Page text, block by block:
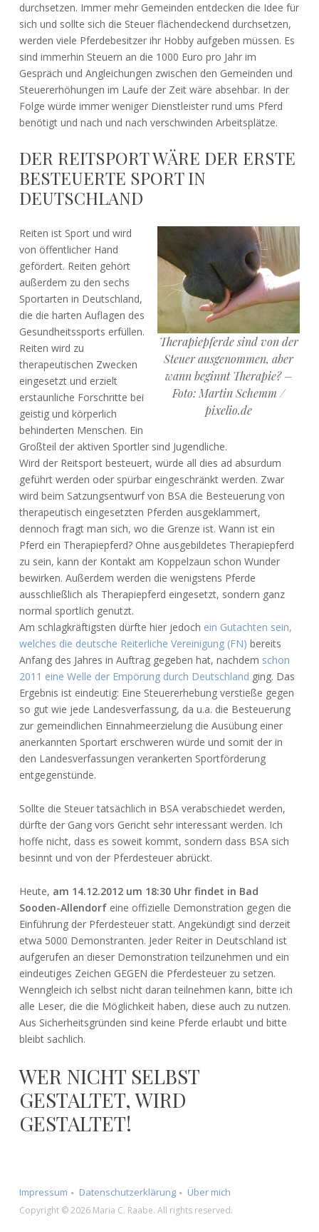
durchsetzen. Immer mehr Gemeinden entdecken die Idee für
sich und sollte sich die Steuer flächendeckend durchsetzen,
werden viele Pferdebesitzer ihr Hobby aufgeben müssen. Es
sind immerhin Steuern an die 1000 Euro pro Jahr im
Gespräch und Angleichungen zwischen den Gemeinden und
Steuererhöhungen im Laufe der Zeit wäre absehbar. In der
Folge würde immer weniger Dienstleister rund ums Pferd
benötigt und nach und nach verschwinden Arbeitsplätze.
DER REITSPORT WÄRE DER ERSTE
BESTEUERTE SPORT IN
DEUTSCHLAND
Therapiepferde sind von der
Steuer ausgenommen, aber
wann beginnt Therapie? –
Foto: Martin Schemm /
pixelio.de
Reiten ist Sport und wird
von öffentlicher Hand
gefördert. Reiten gehört
außerdem zu den sechs
Sportarten in Deutschland,
die die harten Auflagen des
Gesundheitssports erfüllen.
Reiten wird zu
therapeutischen Zwecken
eingesetzt und erzielt
erstaunliche Forschritte bei
geistig und körperlich
behinderten Menschen. Ein
Großteil der aktiven Sportler sind Jugendliche.
Wird der Reitsport besteuert, würde all dies ad absurdum
geführt werden oder spürbar eingeschränkt werden. Zwar
wird beim Satzungsentwurf von BSA die Besteuerung von
therapeutisch eingesetzten Pferden ausgeklammert,
dennoch fragt man sich, wo die Grenze ist. Wann ist ein
Pferd ein Therapiepferd? Ohne ausgebildetes Therapiepferd
zu sein, kann der Kontakt am Koppelzaun schon Wunder
bewirken. Außerdem werden die wenigstens Pferde
ausschließlich als Therapiepferd eingesetzt, sondern ganz
normal sportlich genutzt.
Am schlagkräftigsten dürfte hier jedoch ein Gutachten sein,
welches die deutsche Reiterliche Vereinigung (FN) bereits
Anfang des Jahres in Auftrag gegeben hat, nachdem schon
2011 eine Welle der Empörung durch Deutschland ging. Das
Ergebnis ist eindeutig: Eine Steuererhebung verstieße gegen
so gut wie jede Landesverfassung, da u.a. die Besteuerung
zur gemeindlichen Einnahmeerzielung die Ausübung einer
anerkannten Sportart erschweren würde und somit der in
den Landesverfassungen verankerten Sportförderung
entgegenstünde.
Sollte die Steuer tatsächlich in BSA verabschiedet werden,
dürfte der Gang vors Gericht sehr interessant werden. Ich
hoffe nicht, dass es soweit kommt, sondern dass BSA sich
besinnt und von der Pferdesteuer abrückt.
Heute, am 14.12.2012 um 18:30 Uhr findet in Bad
Sooden-Allendorfeine offizielle Demonstration gegen die
Einführung der Pferdesteuer statt. Angekündigt sind derzeit
etwa 5000 Demonstranten. Jeder Reiter in Deutschland ist
aufgerufen an dieser Demonstration teilzunehmen und ein
eindeutiges Zeichen GEGEN die Pferdesteuer zu setzen.
Wenngleich ich selbst nicht daran teilnehmen kann, bitte ich
alle Leser, die die Möglichkeit haben, diese auch zu nutzen.
Aus Sicherheitsgründen sind keine Pferde erlaubt und bitte
bleibt sachlich.
WER NICHT SELBST
GESTALTET, WIRD
GESTALTET!
Impressum Datenschutzerklärung Über mich
Copyright © 2026 Maria C. Raabe. All rights reserved.